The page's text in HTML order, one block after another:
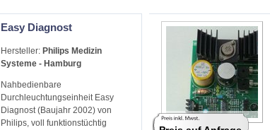
Easy Diagnost
Hersteller: Philips Medizin
Systeme - Hamburg
Nahbedienbare
Durchleuchtungseinheit Easy
Diagnost (Baujahr 2002) von
Philips, voll funktionstüchtig